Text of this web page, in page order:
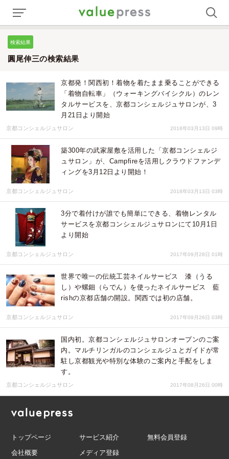
検索結果
圓尾伸三の検索結果
京都発！関西初！着物を着たまま乗ることができる
「着物自転車」（ウォーキングバイシクル）のレン
タルサービスを、京都コンシェルジュサロンが、3
月21日より開始
京都コンシェルジュサロン 2018年03月13日 09時
築300年の武家屋敷を活用した「京都コンシェルジ
ュサロン」が、Campfireを活用しクラウドファンデ
ィングを3月12日より開始！
京都コンシェルジュサロン 2018年03月13日 03時
3分で着付けが誰でも簡単にできる、着物レンタル
サービスを京都コンシェルジュサロンにて10月1日
より開始
京都コンシェルジュサロン 2017年09月28日 01時
世界で唯一の伝統工芸ネイルサービス 漆（うる
し）や螺鈿（らでん）を使ったネイルサービス 藍
rishの京都店舗の開設。関西では初の店舗。
京都コンシェルジュサロン 2017年09月26日 03時
国内初。京都コンシェルジュサロンオープンのご案
内。マルチリンガルのコンシェルジュとガイドが常
駐し京都観光や特別な体験のご案内と手配をしま
す。
京都コンシェルジュサロン 2017年08月26日 00時
トップページ サービス紹介
無料会員登録
会社概要
メディア登録